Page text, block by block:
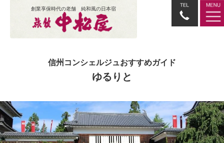
創業享保時代の老舗 純和風の日本宿
信州コンシェルジュおすすめガイド
ゆるりと